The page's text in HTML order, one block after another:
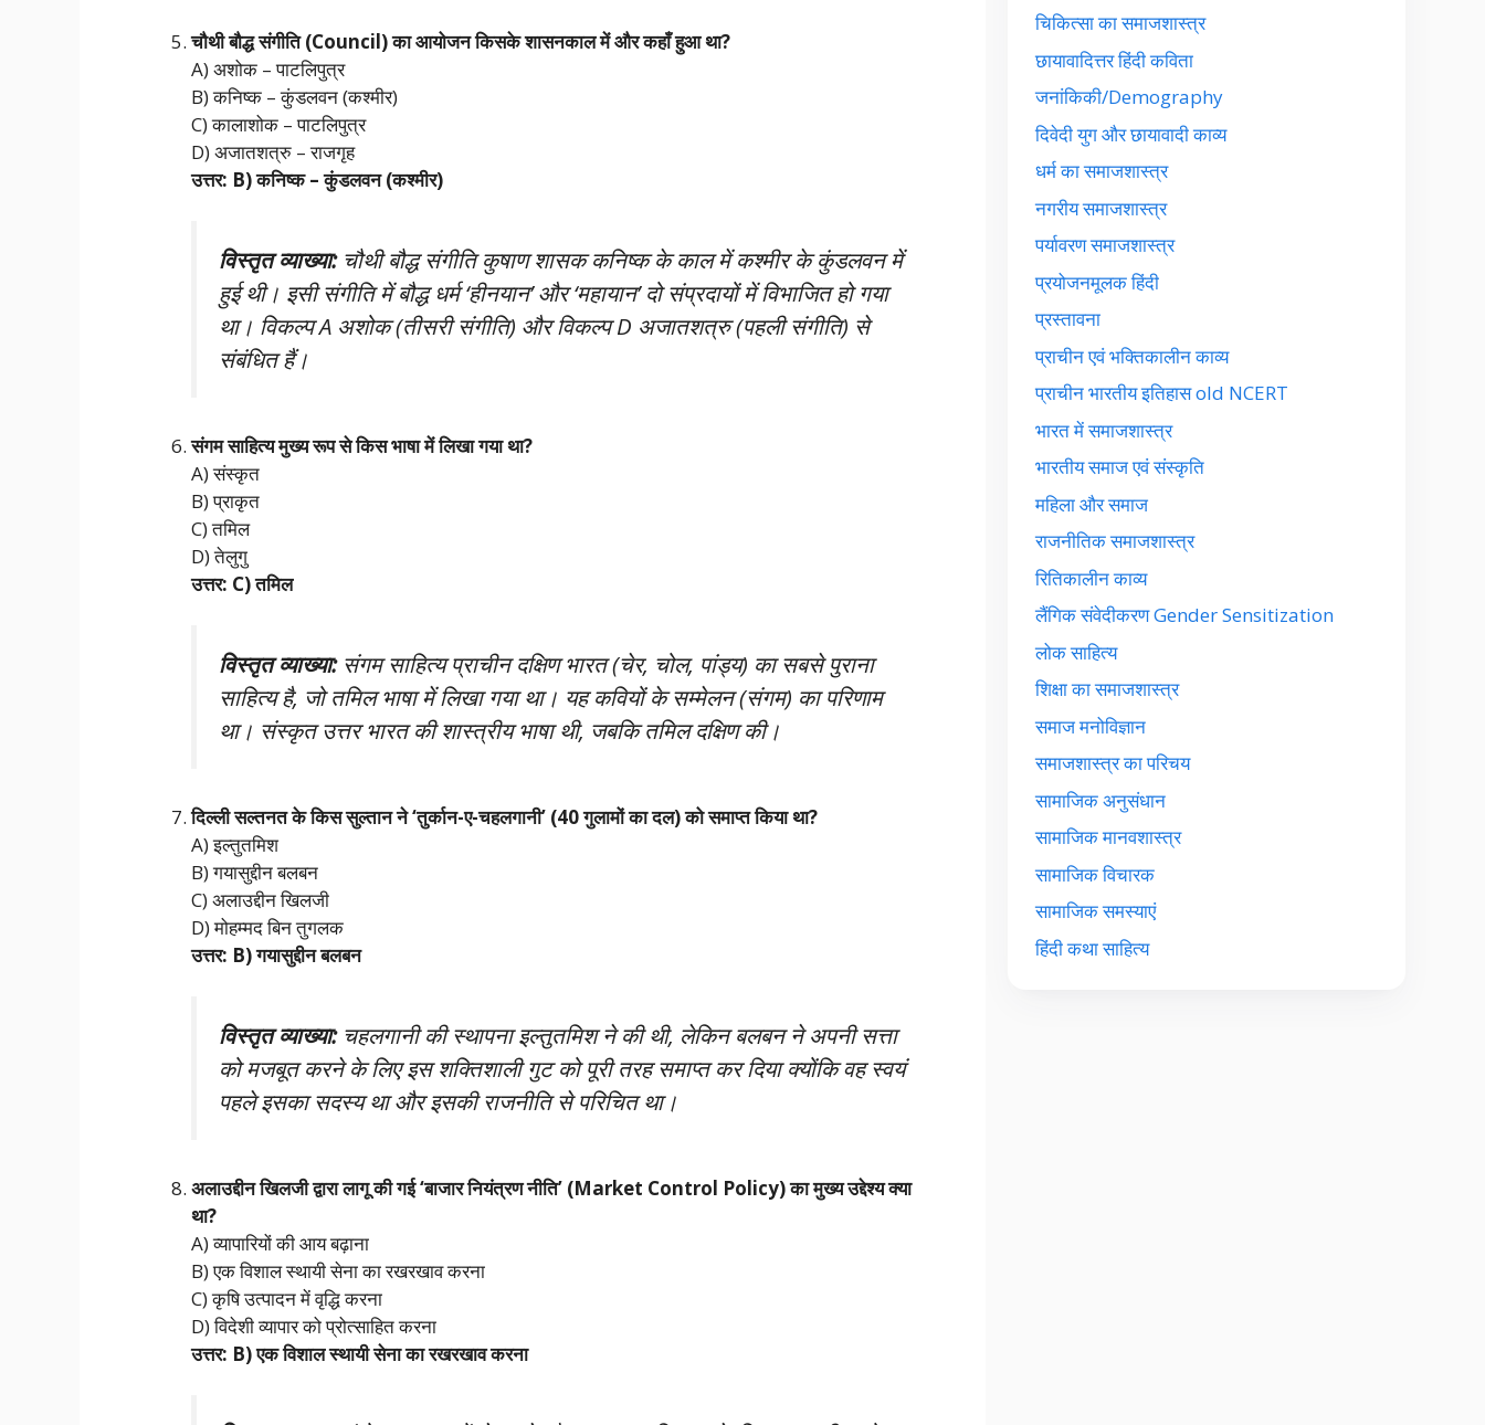
चौथी बौद्ध संगीति (Council) का आयोजन किसके शासनकाल में और कहाँ हुआ था?
A) अशोक – पाटलिपुत्र
B) कनिष्क – कुंडलवन (कश्मीर)
C) कालाशोक – पाटलिपुत्र
D) अजातशत्रु – राजगृह
उत्तर: B) कनिष्क – कुंडलवन (कश्मीर)
विस्तृत व्याख्या:चौथी बौद्ध संगीति कुषाण शासक कनिष्क के काल में कश्मीर के कुंडलवन में
हुई थी। इसी संगीति में बौद्ध धर्म ‘हीनयान’ और ‘महायान’ दो संप्रदायों में विभाजित हो गया
था। विकल्प A अशोक (तीसरी संगीति) और विकल्प D अजातशत्रु (पहली संगीति) से
संबंधित हैं।
संगम साहित्य मुख्य रूप से किस भाषा में लिखा गया था?
A) संस्कृत
B) प्राकृत
C) तमिल
D) तेलुगु
उत्तर: C) तमिल
विस्तृत व्याख्या:संगम साहित्य प्राचीन दक्षिण भारत (चेर, चोल, पांड्य) का सबसे पुराना
साहित्य है, जो तमिल भाषा में लिखा गया था। यह कवियों के सम्मेलन (संगम) का परिणाम
था। संस्कृत उत्तर भारत की शास्त्रीय भाषा थी, जबकि तमिल दक्षिण की।
दिल्ली सल्तनत के किस सुल्तान ने ‘तुर्कान-ए-चहलगानी’ (40 गुलामों का दल) को समाप्त किया था?
A) इल्तुतमिश
B) गयासुद्दीन बलबन
C) अलाउद्दीन खिलजी
D) मोहम्मद बिन तुगलक
उत्तर: B) गयासुद्दीन बलबन
विस्तृत व्याख्या:चहलगानी की स्थापना इल्तुतमिश ने की थी, लेकिन बलबन ने अपनी सत्ता
को मजबूत करने के लिए इस शक्तिशाली गुट को पूरी तरह समाप्त कर दिया क्योंकि वह स्वयं
पहले इसका सदस्य था और इसकी राजनीति से परिचित था।
अलाउद्दीन खिलजी द्वारा लागू की गई ‘बाजार नियंत्रण नीति’ (Market Control Policy) का मुख्य उद्देश्य क्या
था?
A) व्यापारियों की आय बढ़ाना
B) एक विशाल स्थायी सेना का रखरखाव करना
C) कृषि उत्पादन में वृद्धि करना
D) विदेशी व्यापार को प्रोत्साहित करना
उत्तर: B) एक विशाल स्थायी सेना का रखरखाव करना
चिकित्सा का समाजशास्त्र
छायावादित्तर हिंदी कविता
जनांकिकी/Demography
दिवेदी युग और छायावादी काव्य
धर्म का समाजशास्त्र
नगरीय समाजशास्त्र
पर्यावरण समाजशास्त्र
प्रयोजनमूलक हिंदी
प्रस्तावना
प्राचीन एवं भक्तिकालीन काव्य
प्राचीन भारतीय इतिहास old NCERT
भारत में समाजशास्त्र
भारतीय समाज एवं संस्कृति
महिला और समाज
राजनीतिक समाजशास्त्र
रितिकालीन काव्य
लैंगिक संवेदीकरण Gender Sensitization
लोक साहित्य
शिक्षा का समाजशास्त्र
समाज मनोविज्ञान
समाजशास्त्र का परिचय
सामाजिक अनुसंधान
सामाजिक मानवशास्त्र
सामाजिक विचारक
सामाजिक समस्याएं
हिंदी कथा साहित्य